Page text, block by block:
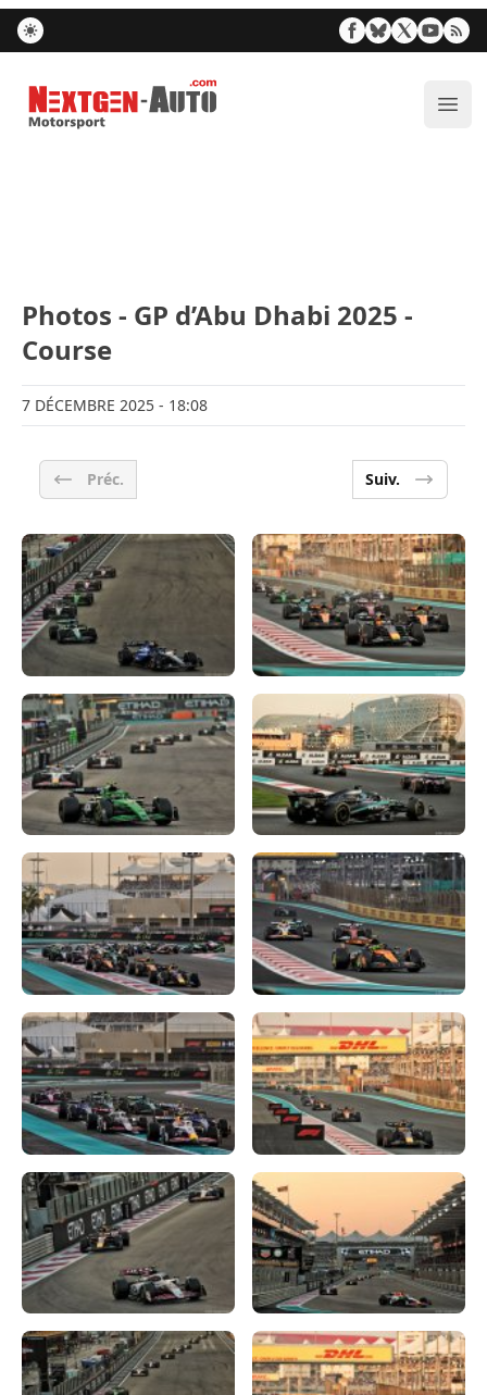
Nextgen-Auto.com
Photos - GP d’Abu Dhabi 2025 -
Course
7 DÉCEMBRE 2025 - 18:08
Préc. Suiv.